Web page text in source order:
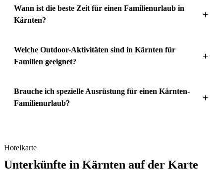
Wann ist die beste Zeit für einen Familienurlaub in
Kärnten?
+
Welche Outdoor-Aktivitäten sind in Kärnten für
Familien geeignet?
+
Brauche ich spezielle Ausrüstung für einen Kärnten-
Familienurlaub?
+
Hotelkarte
Unterkünfte in Kärnten auf der Karte